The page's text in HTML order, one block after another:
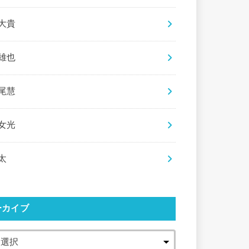
貴
也
慧
光
イブ